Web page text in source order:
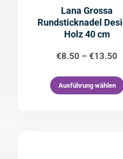
Lana Grossa
Rundsticknadel
Holz 40 cm
€8.50 – €13.50
Ausführung wählen